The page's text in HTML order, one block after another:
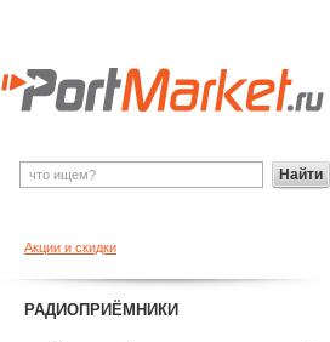
Акции и скидки
РАДИОПРИЁМНИКИ
Найти